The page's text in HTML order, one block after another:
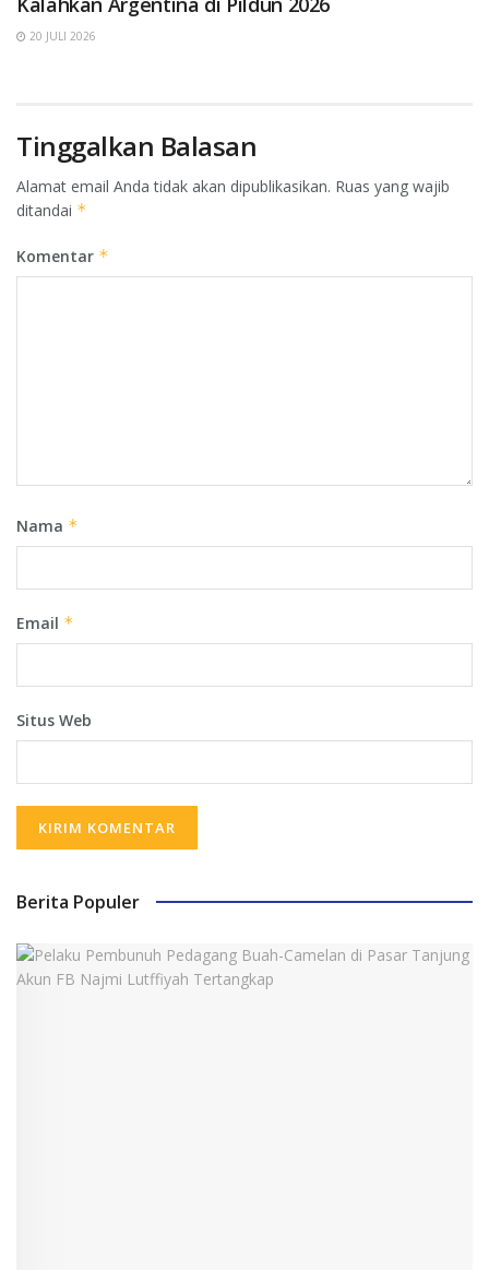
20 JULI 2026
Tinggalkan Balasan
Alamat email Anda tidak akan dipublikasikan. Ruas yang wajib
ditandai *
Komentar *
Nama *
Email *
Situs Web
Berita Populer